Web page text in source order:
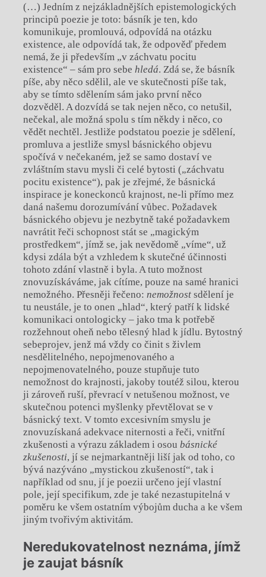
(…) Jedním z nejzákladnějších epistemologických
principů poezie je toto: básník je ten, kdo
komunikuje, promlouvá, odpovídá na otázku
existence, ale odpovídá tak, že odpověď předem
nemá, že ji především „v záchvatu pocitu
existence“ – sám pro sebe hledá. Zdá se, že básník
píše, aby něco sdělil, ale ve skutečnosti píše tak,
aby se tímto sdělením sám jako první něco
dozvěděl. A dozvídá se tak nejen něco, co netušil,
nečekal, ale možná spolu s tím někdy i něco, co
vědět nechtěl. Jestliže podstatou poezie je sdělení,
promluva a jestliže smysl básnického objevu
spočívá v nečekaném, jež se samo dostaví ve
zvláštním stavu mysli či celé bytosti („záchvatu
pocitu existence“), pak je zřejmé, že básnická
inspirace je koneckonců krajnost, ne-li přímo mez
daná našemu dorozumívání vůbec. Požadavek
básnického objevu je nezbytně také požadavkem
navrátit řeči schopnost stát se „magickým
prostředkem“, jímž se, jak nevědomě „víme“, už
kdysi zdála být a vzhledem k skutečné účinnosti
tohoto zdání vlastně i byla. A tuto možnost
znovuzískáváme, jak cítíme, pouze na samé hranici
nemožného. Přesněji řečeno: nemožnostsdělení je
tu neustále, je to onen „hlad“, který patří k lidské
komunikaci ontologicky – jako tma k potřebě
rozžehnout oheň nebo tělesný hlad k jídlu. Bytostný
sebeprojev, jenž má vždy co činit s živlem
nesdělitelného, nepojmenovaného a
nepojmenovatelného, pouze stupňuje tuto
nemožnost do krajnosti, jakoby toutéž silou, kterou
ji zároveň ruší, převrací v netušenou možnost, ve
skutečnou potenci myšlenky převtělovat se v
básnický text. V tomto excesivním smyslu je
znovuzískaná adekvace niternosti a řeči, vnitřní
zkušenosti a výrazu základem i osou básnické
zkušenosti, jí se nejmarkantněji liší jak od toho, co
bývá nazýváno „mystickou zkušeností“, tak i
například od snu, jí je poezii určeno její vlastní
pole, její specifikum, zde je také nezastupitelná v
poměru ke všem ostatním výbojům ducha a ke všem
jiným tvořivým aktivitám.
Neredukovatelnost neznáma, jímž
je zaujat básník